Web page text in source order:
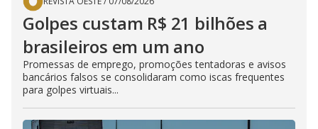
Golpes custam R$ 21 bilhões a
brasileiros em um ano
Promessas de emprego, promoções tentadoras e avisos
bancários falsos se consolidaram como iscas frequentes
para golpes virtuais...